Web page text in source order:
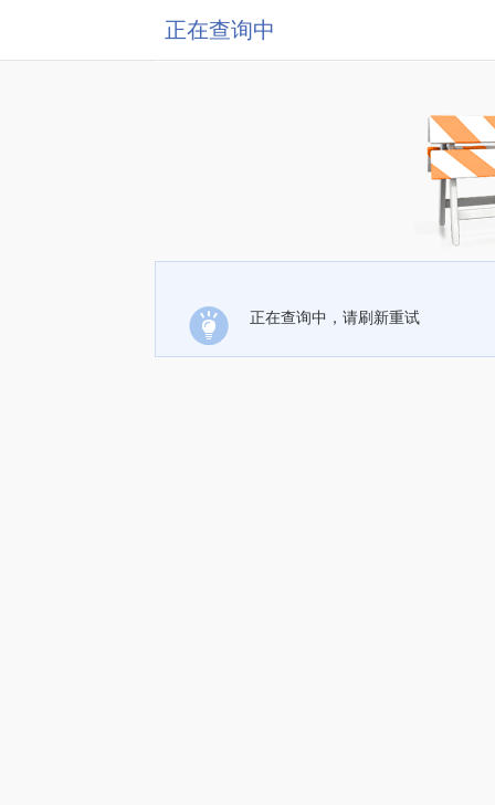
正在查询中
正在查询中，请刷新重试